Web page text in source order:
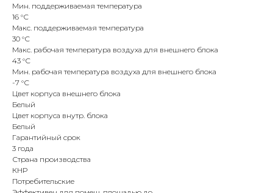
Мин. поддерживаемая температура
16 °С
Макс. поддерживаемая температура
30 °С
Макс. рабочая температура воздуха для внешнего блока
43 °С
Мин. рабочая температура воздуха для внешнего блока
-7 °С
Цвет корпуса внешнего блока
Белый
Цвет корпуса внутр. блока
Белый
Гарантийный срок
3 года
Страна производства
КНР
Потребительские